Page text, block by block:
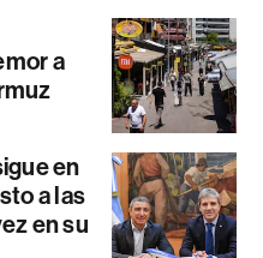
a
en
a las
en su